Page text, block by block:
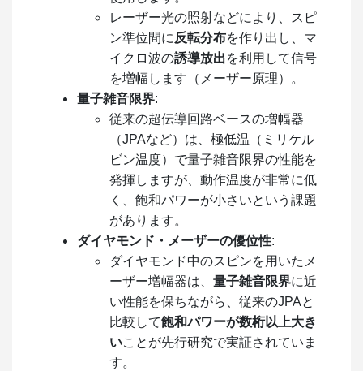
レーザー光の照射などにより、スピ
ン準位間に 反転分布を作り出し、マ
イクロ波の誘導放出を利用して信号
を増幅します（メーザー原理）。
量子雑音限界:
従来の超伝導回路ベースの増幅器
（JPAなど）は、極低温（ミリケル
ビン温度）で量子雑音限界の性能を
発揮しますが、動作温度が非常に低
く、飽和パワーが小さいという課題
があります。
ダイヤモンド・メーザーの優位性:
ダイヤモンド中のスピンを用いたメ
ーザー増幅器は、 量子雑音限界に近
い性能を保ちながら、従来のJPAと
比較して飽和パワーが数桁以上大き
いことが先行研究で実証されていま
す。